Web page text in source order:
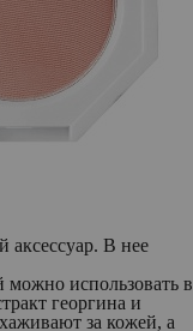
В нее
использовать в
георгина и
за кожей, а